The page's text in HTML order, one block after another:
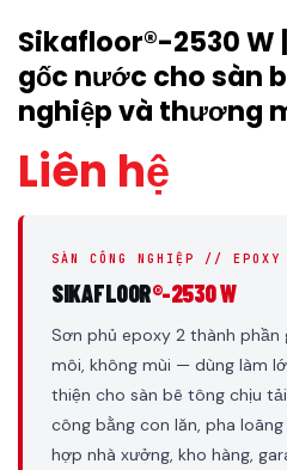
Sikafloor®-2530 W
gốc nước cho sàn
nghiệp và thương
Liên hệ
SÀN CÔNG NGHIỆP // EPOXY
SIKAFLOOR®-2530 W
Sơn phủ epoxy 2 thành phần
môi, không mùi — dùng làm
thiện cho sàn bê tông chịu
công bằng con lăn, pha
hợp nhà xưởng, kho hàng,